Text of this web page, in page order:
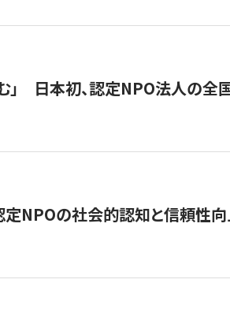
」 日本初、認定NPO法人の全
NPOの社会的認知と信頼性向